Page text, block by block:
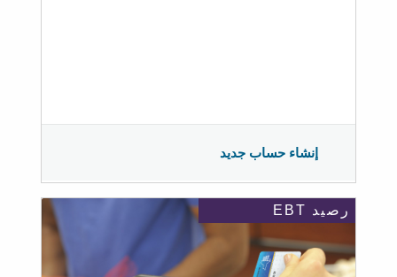
إنشاء حساب جديد
رصيد EBT